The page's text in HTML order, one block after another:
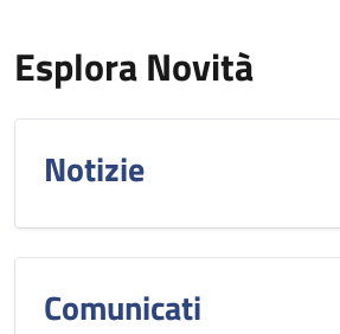
Esplora Novità
Notizie
Comunicati